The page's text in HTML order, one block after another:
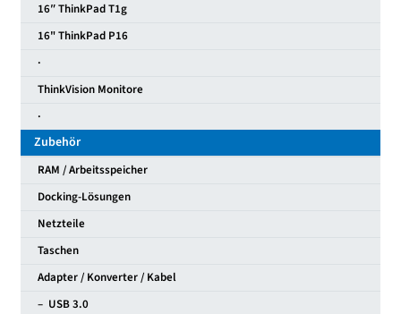
16″ ThinkPad T1g
16" ThinkPad P16
·
ThinkVision Monitore
·
Zubehör
RAM / Arbeitsspeicher
Docking-Lösungen
Netzteile
Taschen
Adapter / Konverter / Kabel
– USB 3.0